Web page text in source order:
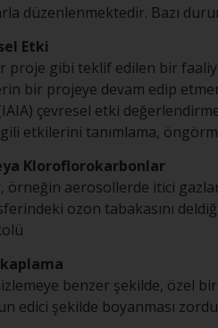
düzenlenmektedir. Bazı
Etki
proje gibi teklif edilen bir
bir projeye devam edip
çevresel etki
etkilerini tanımlama,
Kloroflorokarbonlar
örneğin aerosollerde itici
ozon tabakasını
benzer şekilde, özel
edici şekilde boyanması